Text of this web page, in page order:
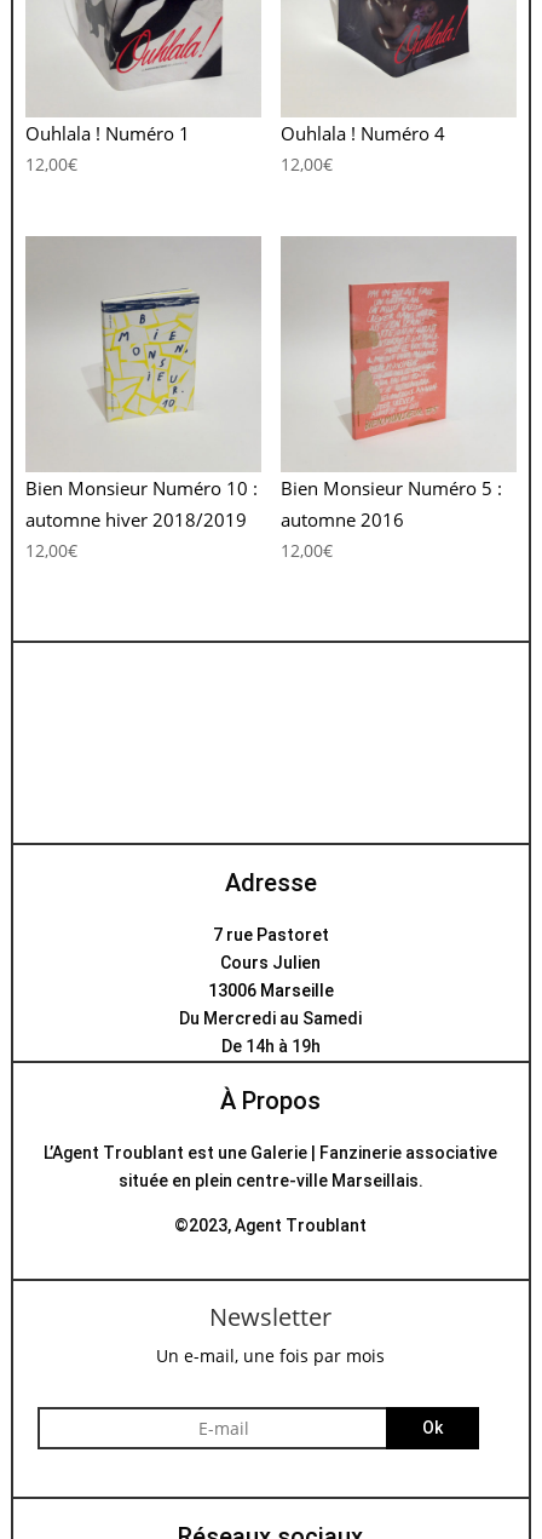
Ouhlala ! Numéro 1
12,00€
Ouhlala ! Numéro 4
12,00€
Bien Monsieur Numéro 10 :
automne hiver 2018/2019
12,00€
Bien Monsieur Numéro 5 :
automne 2016
12,00€
Adresse
7 rue Pastoret
Cours Julien
13006 Marseille
Du Mercredi au Samedi
De 14h à 19h
À Propos
L’Agent Troublant est une Galerie | Fanzinerie associative
située en plein centre-ville Marseillais.
©2023, Agent Troublant
Newsletter
Un e-mail, une fois par mois
Ok